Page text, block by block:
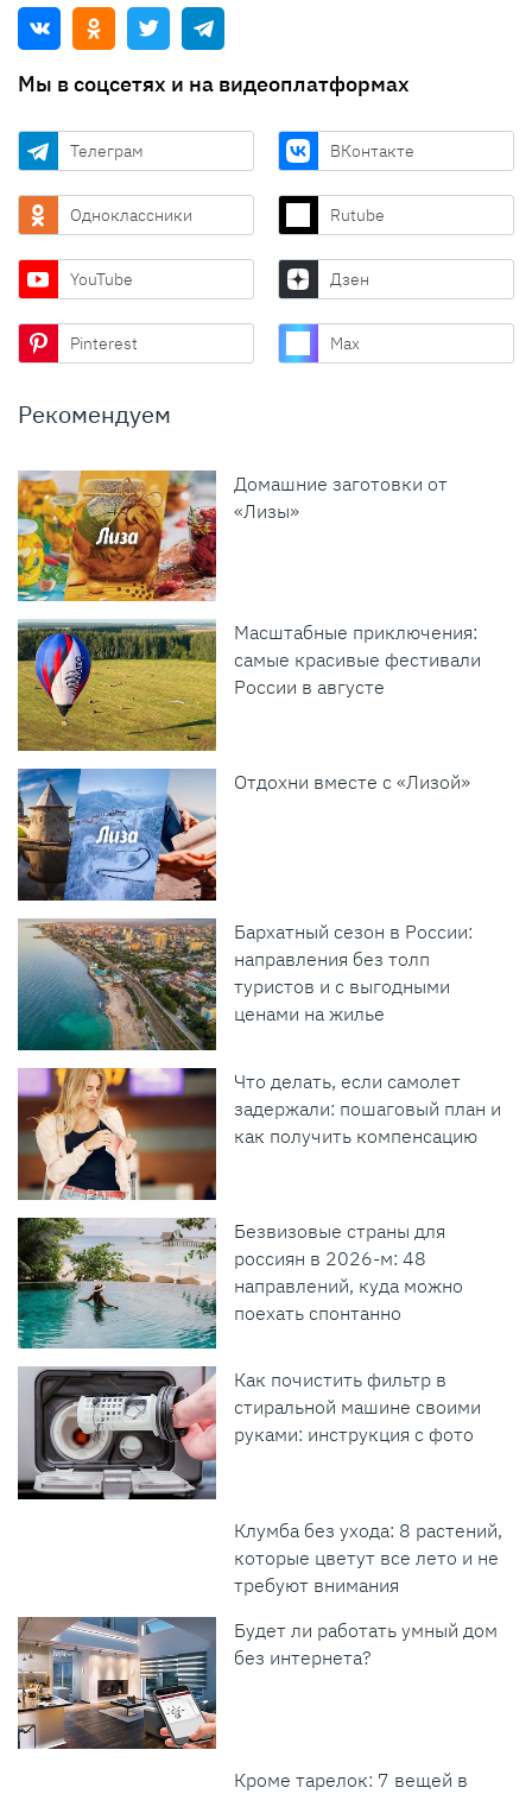
Мы в соцсетях и на видеоплатформах
Телеграм ВКонтакте
Одноклассники Rutube
YouTube Дзен
Pinterest Max
Рекомендуем
Домашние заготовки от
«Лизы»
Масштабные приключения:
самые красивые фестивали
России в августе
Отдохни вместе с «Лизой»
Бархатный сезон в России:
направления без толп
туристов и с выгодными
ценами на жилье
Что делать, если самолет
задержали: пошаговый план и
как получить компенсацию
Безвизовые страны для
россиян в 2026-м: 48
направлений, куда можно
поехать спонтанно
Как почистить фильтр в
стиральной машине своими
руками: инструкция с фото
Клумба без ухода: 8 растений,
которые цветут все лето и не
требуют внимания
Будет ли работать умный дом
без интернета?
Кроме тарелок: 7 вещей в